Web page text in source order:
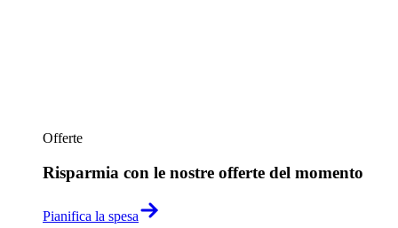
Offerte
Risparmia con le nostre offerte del momento
Pianifica la spesa